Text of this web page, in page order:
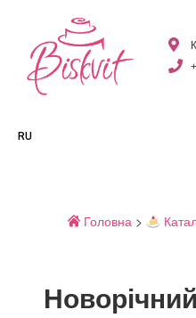
RU
Головна >